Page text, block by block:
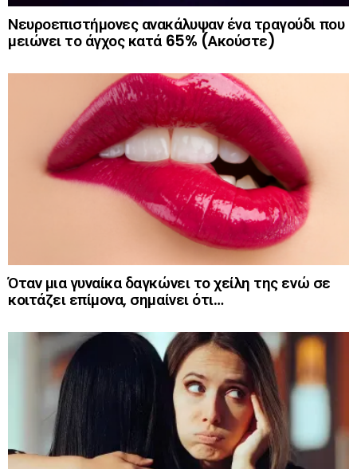
Νευροεπιστήμονες ανακάλυψαν ένα τραγούδι που
μειώνει το άγχος κατά 65% (Ακούστε)
Όταν μια γυναίκα δαγκώνει το χείλη της ενώ σε
κοιτάζει επίμονα, σημαίνει ότι…